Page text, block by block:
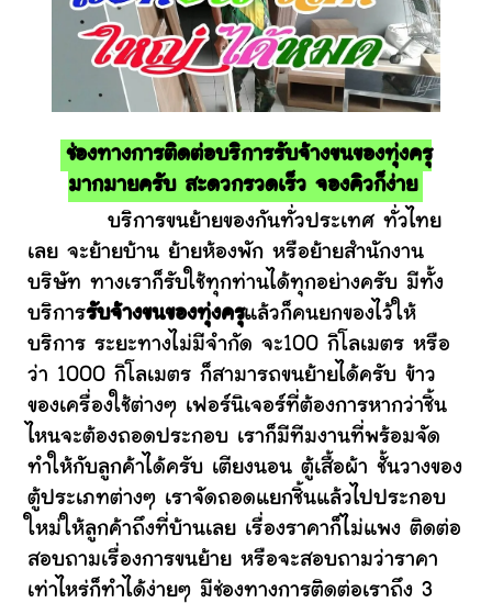
ช่องทางการติดต่อบริการรับจ้างขนของทุ่งครุ
มากมายครับ สะดวกรวดเร็ว จองคิวก็ง่าย
บริการขนย้ายของกันทั่วประเทศ ทั่วไทย
เลย จะย้ายบ้าน ย้ายห้องพัก หรือย้ายสำนักงาน
บริษัท ทางเราก็รับใช้ทุกท่านได้ทุกอย่างครับ มีทั้ง
บริการรับจ้างขนของทุ่งครุแล้วก็คนยกของไว้ให้
บริการ ระยะทางไม่มีจำกัด จะ100 กิโลเมตร หรือ
ว่า 1000 กิโลเมตร ก็สามารถขนย้ายได้ครับ ข้าว
ของเครื่องใช้ต่างๆ เฟอร์นิเจอร์ที่ต้องการหากว่าชิ้น
ไหนจะต้องถอดประกอบ เราก็มีทีมงานที่พร้อมจัด
ทำให้กับลูกค้าได้ครับ เตียงนอน ตู้เสื้อผ้า ชั้นวางของ
ตู้ประเภทต่างๆ เราจัดถอดแยกชิ้นแล้วไปประกอบ
ใหม่ให้ลูกค้าถึงที่บ้านเลย เรื่องราคาก็ไม่แพง ติดต่อ
สอบถามเรื่องการขนย้าย หรือจะสอบถามว่าราคา
เท่าไหร่ก็ทำได้ง่ายๆ มีช่องทางการติดต่อเราถึง 3